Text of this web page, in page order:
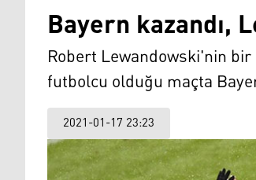
Bayern kazandı,
Robert Lewandowski'nin
futbolcu olduğu maçta
2021-01-17 23:23